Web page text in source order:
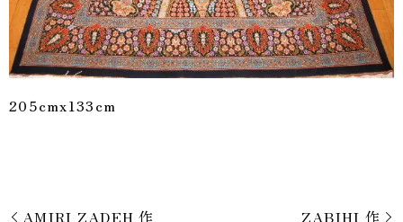
205cmx133cm
AMIRI ZADEH 作 ZABIHI 作